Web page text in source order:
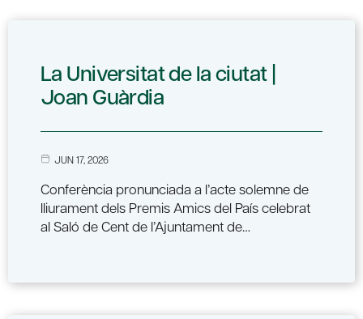
La Universitat de la ciutat |
Joan Guàrdia
JUN 17, 2026
Conferència pronunciada a l’acte solemne de
lliurament dels Premis Amics del País celebrat
al Saló de Cent de l’Ajuntament de…